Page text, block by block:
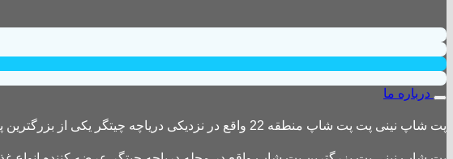
درباره ما
پت شاپ نینی پت پت شاپ منطقه 22 واقع در نزدیکی دریاچه چیتگر یکی از بزرگترین پت شاپ های منطقه 22 است